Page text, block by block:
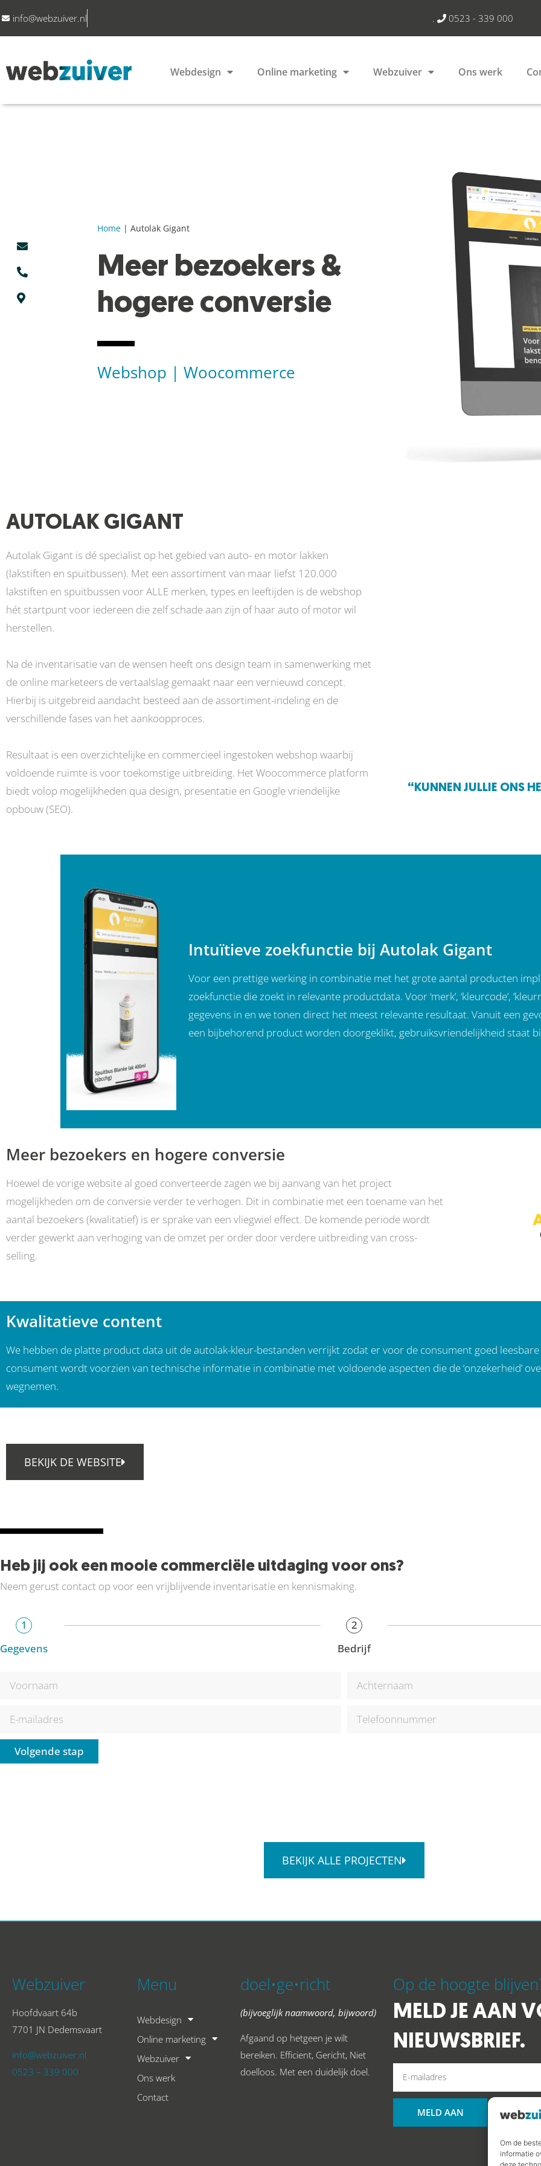
Om de
informatie
info@webzuiver.nl . 0523 - 339 000
Webdesign Online marketing Webzuiver Ons werk
Home| Autolak Gigant
Meer bezoekers &
hogere conversie
Webshop | Woocommerce
AUTOLAK GIGANT
Autolak Gigant is dé specialist op het gebied van auto- en motor lakken
(lakstiften en spuitbussen). Met een assortiment van maar liefst 120.000
lakstiften en spuitbussen voor ALLE merken, types en leeftijden is de webshop
hét startpunt voor iedereen die zelf schade aan zijn of haar auto of motor wil
herstellen.
Na de inventarisatie van de wensen heeft ons design team in samenwerking met
de online marketeers de vertaalslag gemaakt naar een vernieuwd concept.
Hierbij is uitgebreid aandacht besteed aan de assortiment-indeling en de
verschillende fases van het aankoopproces.
Resultaat is een overzichtelijke en commercieel ingestoken webshop waarbij
voldoende ruimte is voor toekomstige uitbreiding. Het Woocommerce platform
biedt volop mogelijkheden qua design, presentatie en Google vriendelijke
opbouw (SEO).
“KUNNEN JULLIE ONS
Intuïtieve zoekfunctie bij Autolak Gigant
Voor een prettige werking in combinatie met het grote aantal producten
zoekfunctie die zoekt in relevante productdata. Voor ‘merk’, ‘kleurcode’,
gegevens in en we tonen direct het meest relevante resultaat. Vanuit een
een bijbehorend product worden doorgeklikt, gebruiksvriendelijkheid staat
Meer bezoekers en hogere conversie
Hoewel de vorige website al goed converteerde zagen we bij aanvang van het project
mogelijkheden om de conversie verder te verhogen. Dit in combinatie met een toename van het
aantal bezoekers (kwalitatief) is er sprake van een vliegwiel effect. De komende periode wordt
verder gewerkt aan verhoging van de omzet per order door verdere uitbreiding van cross-
selling.
Kwalitatieve content
We hebben de platte product data uit de autolak-kleur-bestanden verrijkt zodat er voor de consument goed
consument wordt voorzien van technische informatie in combinatie met voldoende aspecten die de ‘onzekerheid’
wegnemen.
BEKIJK DE WEBSITE
Heb jij ook een mooie commerciële uitdaging voor ons?
Neem gerust contact op voor een vrijblijvende inventarisatie en kennismaking.
1
Gegevens
2
Bedrijf
Volgende stap
BEKIJK ALLE PROJECTEN
Webzuiver
Hoofdvaart 64b
7701 JN Dedemsvaart
info@webzuiver.nl
0523 – 339 000
Menu
Webdesign
Online marketing
Webzuiver
Ons werk
Contact
doel•ge•richt
(bijvoeglijk naamwoord, bijwoord)
Afgaand op hetgeen je wilt
bereiken. Efficient, Gericht, Niet
doelloos. Met een duidelijk doel.
Op de hoogte
MELD JE AAN
NIEUWSBRIEF.
MELD AAN